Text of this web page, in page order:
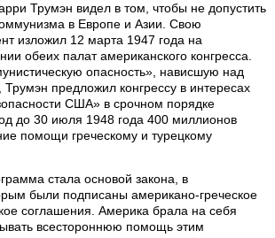
Трумэн видел в том, чтобы не допустить
в Европе и Азии. Свою
изложил 12 марта 1947 года на
обеих палат американского конгресса.
опасность», нависшую над
предложил конгрессу в интересах
США» в срочном порядке
до 30 июля 1948 года 400 миллионов
помощи греческому и турецкому
стала основой закона, в
были подписаны американо-греческое
соглашения. Америка брала на себя
всестороннюю помощь этим